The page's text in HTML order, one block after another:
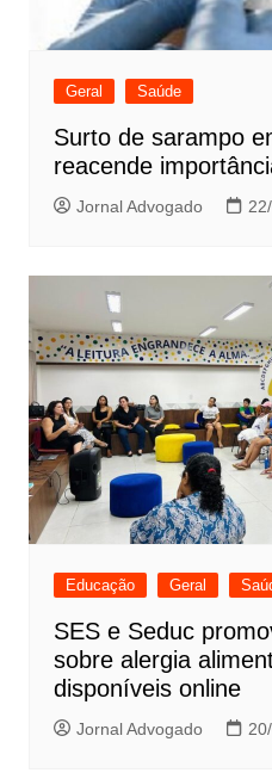
Geral Saúde
Surto de sarampo
reacende
Jornal Advogado
Educação Geral
SES e Seduc
sobre alergia
disponíveis online
Jornal Advogado